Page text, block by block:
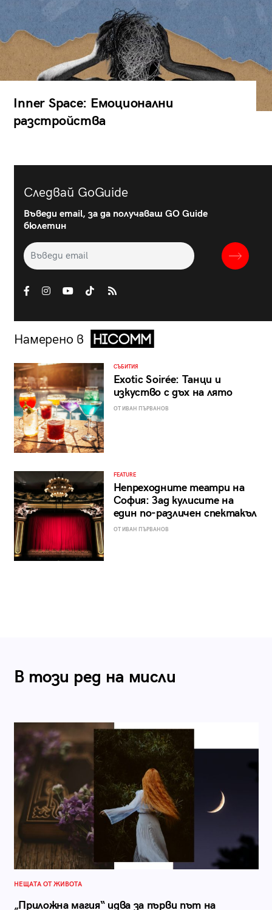
Inner Space: Емоционални
разстройства
Следвай GoGuide
Въведи email, за да получаваш GO Guide
бюлетин
Намерено в
СЪБИТИЯ
Exotic Soirée: Танци и
изкуство с дъх на лято
ОТ ИВАН ПЪРВАНОВ
FEATURE
Непреходните театри на
София: Зад кулисите на
един по-различен спектакъл
ОТ ИВАН ПЪРВАНОВ
В този ред на мисли
НЕЩАТА ОТ ЖИВОТА
„Приложна магия“ идва за първи път на